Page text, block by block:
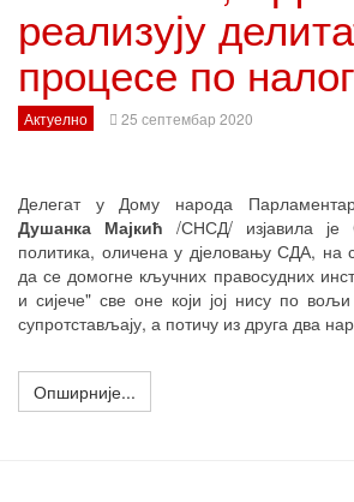
реализују
процесе по
Актуелно 25 септембар 2020
Делегат у Дому народа
Душанка Мајкић /СНСД/ изјавила
политика, оличена у дјеловању СДА, на
да се домогне кључних правосудних
и сијече" све оне који јој нису по
супротстављају, а потичу из друга два
Опширније...